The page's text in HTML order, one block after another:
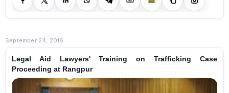
September 24, 2016
Legal Aid Lawyers' Training on Trafficking Case
Proceeding at Rangpur